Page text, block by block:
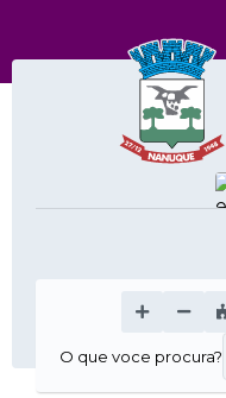
O que voce procura?